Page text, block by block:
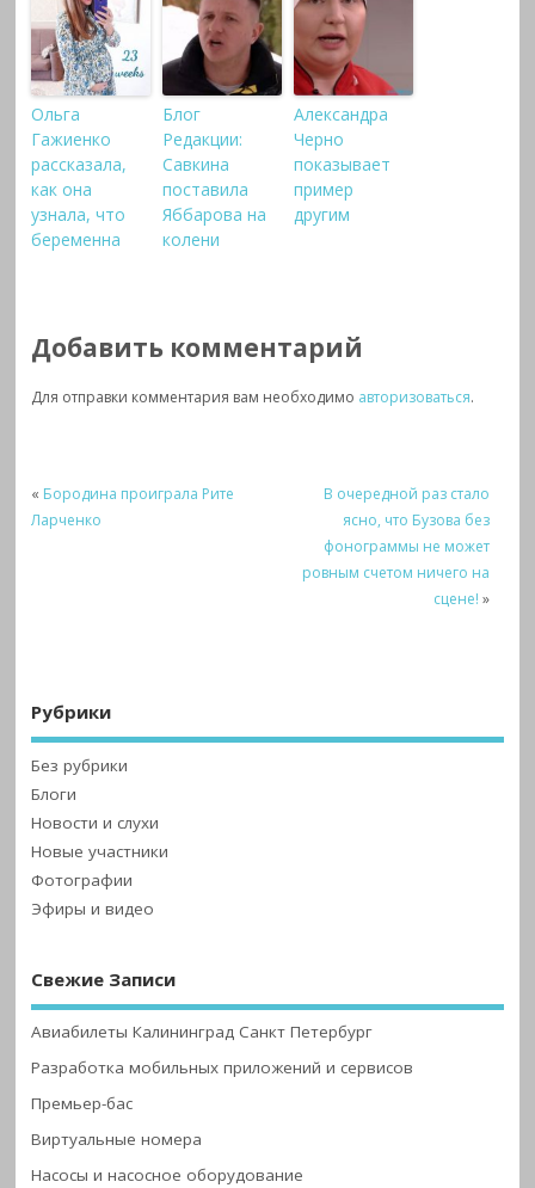
Ольга
Гажиенко
рассказала,
как она
узнала, что
беременна
Блог
Редакции:
Савкина
поставила
Яббарова на
колени
Александра
Черно
показывает
пример
другим
Добавить комментарий
Для отправки комментария вам необходимо авторизоваться.
« Бородина проиграла Рите
Ларченко
В очередной раз стало
ясно, что Бузова без
фонограммы не может
ровным счетом ничего на
сцене! »
Рубрики
Без рубрики
Блоги
Новости и слухи
Новые участники
Фотографии
Эфиры и видео
Свежие Записи
Авиабилеты Калининград Санкт Петербург
Разработка мобильных приложений и сервисов
Премьер-бас
Виртуальные номера
Насосы и насосное оборудование